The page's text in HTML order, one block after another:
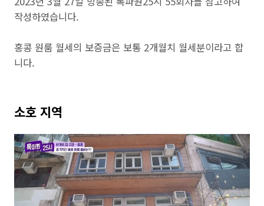
작성하였습니다.
홍콩 원룸 월세의 보증금은 보통 2개월치 월세분이라고 합
니다.
소호 지역